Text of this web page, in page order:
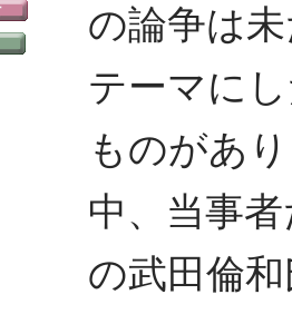
の論争は
テーマに
ものがあ
中、当事
の武田倫